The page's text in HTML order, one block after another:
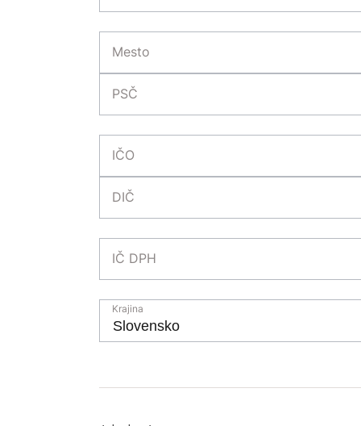
Mesto
PSČ
IČO
DIČ
IČ DPH
Krajina